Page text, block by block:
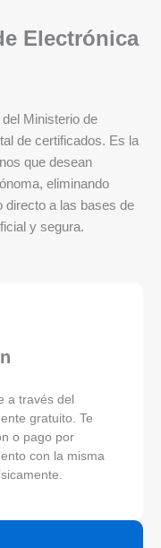
Electrónica
del Ministerio de
de certificados. Es la
que desean
eliminando
directo a las bases de
y segura.
a través del
gratuito. Te
o pago por
con la misma